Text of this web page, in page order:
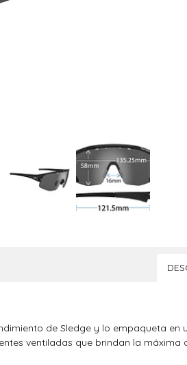
de Sledge y lo empaqueta
ventiladas que brindan la